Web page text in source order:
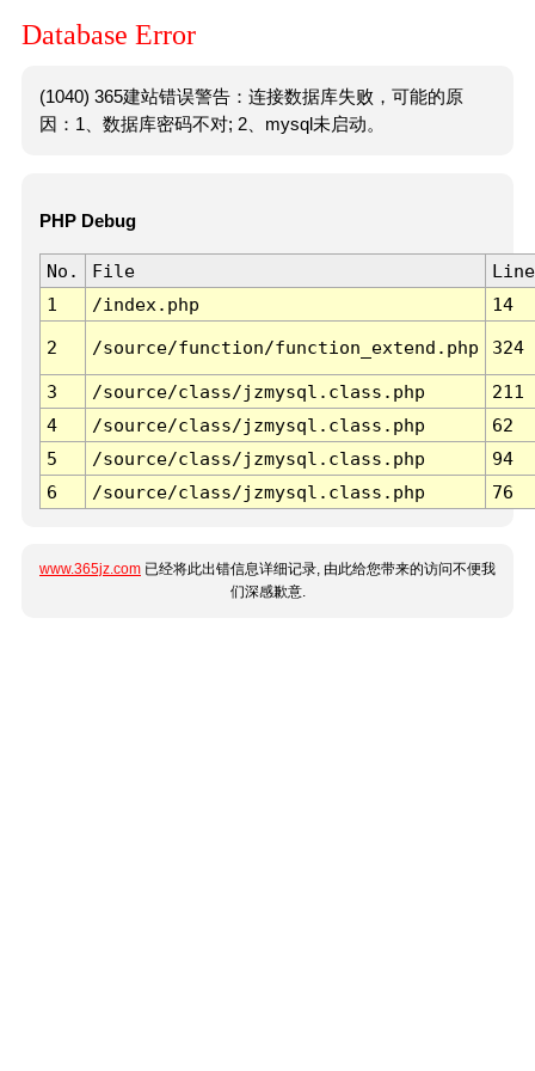
Database Error
(1040) 365建站错误警告：连接数据库失败，可能的原
因：1、数据库密码不对; 2、mysql未启动。
PHP Debug
No. File
Line
1
/index.php 14
2 /source/function/function_extend.php 324
3 /source/class/jzmysql.class.php
211
4
/source/class/jzmysql.class.php
62
5
/source/class/jzmysql.class.php
94
6
/source/class/jzmysql.class.php 76
www.365jz.com 已经将此出错信息详细记录, 由此给您带来的访问不便我
们深感歉意.